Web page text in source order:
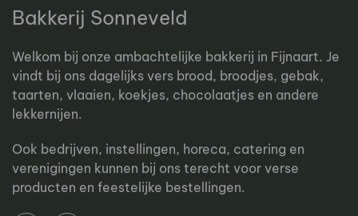
Bakkerij Sonneveld
Welkom bij onze ambachtelijke bakkerij in Fijnaart. Je
vindt bij ons dagelijks vers brood, broodjes, gebak,
taarten, vlaaien, koekjes, chocolaatjes en andere
lekkernijen.
Ook bedrijven, instellingen, horeca, catering en
verenigingen kunnen bij ons terecht voor verse
producten en feestelijke bestellingen.